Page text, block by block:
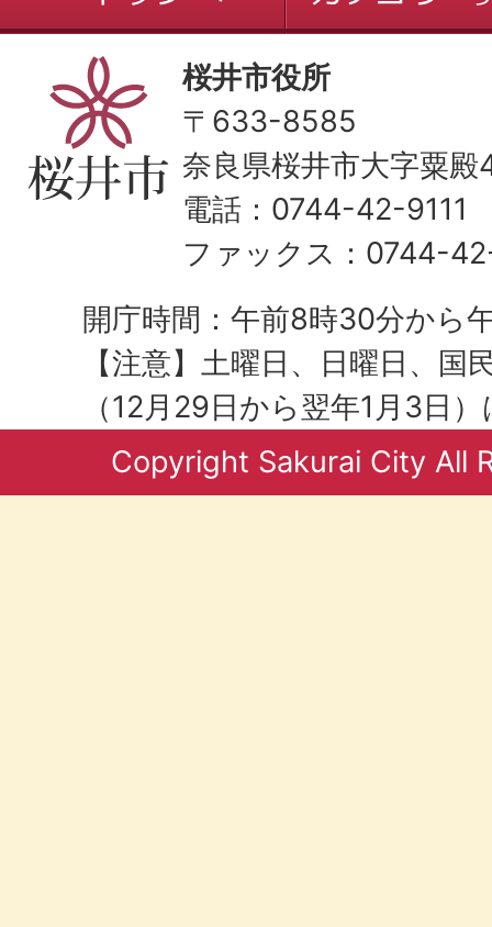
桜井市役所
〒633-8585
奈良県桜井市大字粟
電話：0744-42-9111
ファックス：0744-
開庁時間：午前8時30分から
【注意】土曜日、日曜日、国
（12月29日から翌年1月3日
Copyright Sakurai City All